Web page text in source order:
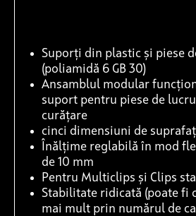
Suporți din plastic și piese
(poliamidă 6 GB 30)
Ansamblul modular
suport pentru piese de
curățare
cinci dimensiuni de
Înălțime reglabilă în mod
de 10 mm
Pentru Multiclips și Clips
Stabilitate ridicată (poate fi
mai mult prin numărul de